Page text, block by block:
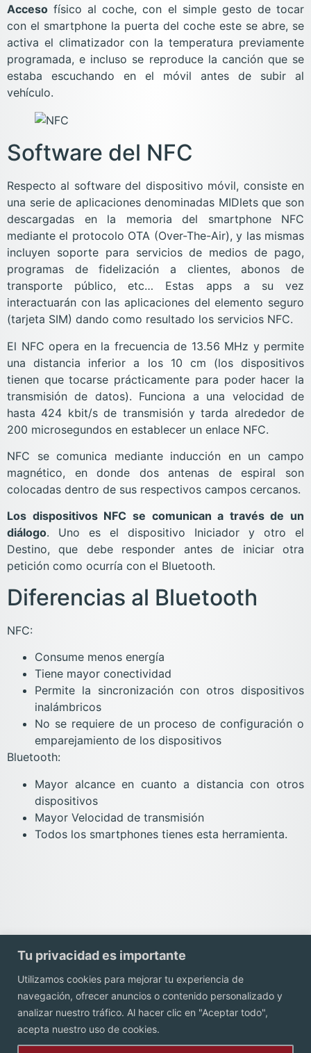
Tu privacidad es importante
Utilizamos cookies para mejorar tu experiencia de
navegación, ofrecer anuncios o contenido personalizado y
analizar nuestro tráfico. Al hacer clic en "Aceptar todo",
acepta nuestro uso de cookies.
Acceso físico al coche, con el simple gesto de tocar
con el smartphone la puerta del coche este se abre, se
activa el climatizador con la temperatura previamente
programada, e incluso se reproduce la canción que se
estaba escuchando en el móvil antes de subir al
vehículo.
Software del NFC
Respecto al software del dispositivo móvil, consiste en
una serie de aplicaciones denominadas MIDlets que son
descargadas en la memoria del smartphone NFC
mediante el protocolo OTA (Over-The-Air), y las mismas
incluyen soporte para servicios de medios de pago,
programas de fidelización a clientes, abonos de
transporte público, etc… Estas apps a su vez
interactuarán con las aplicaciones del elemento seguro
(tarjeta SIM) dando como resultado los servicios NFC.
El NFC opera en la frecuencia de 13.56 MHz y permite
una distancia inferior a los 10 cm (los dispositivos
tienen que tocarse prácticamente para poder hacer la
transmisión de datos). Funciona a una velocidad de
hasta 424 kbit/s de transmisión y tarda alrededor de
200 microsegundos en establecer un enlace NFC.
NFC se comunica mediante inducción en un campo
magnético, en donde dos antenas de espiral son
colocadas dentro de sus respectivos campos cercanos.
Los dispositivos NFC se comunican a través de un
diálogo. Uno es el dispositivo Iniciador y otro el
Destino, que debe responder antes de iniciar otra
petición como ocurría con el Bluetooth.
Diferencias al Bluetooth
NFC:
Consume menos energía
Tiene mayor conectividad
Permite la sincronización con otros dispositivos
inalámbricos
No se requiere de un proceso de configuración o
emparejamiento de los dispositivos
Bluetooth:
Mayor alcance en cuanto a distancia con otros
dispositivos
Mayor Velocidad de transmisión
Todos los smartphones tienes esta herramienta.
Contacto